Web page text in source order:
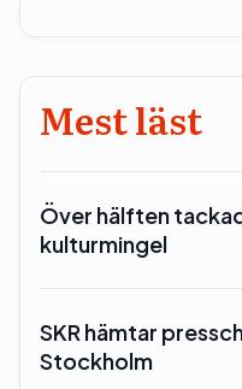
Mest läst
Över hälften
kulturmingel
SKR hämtar
Stockholm